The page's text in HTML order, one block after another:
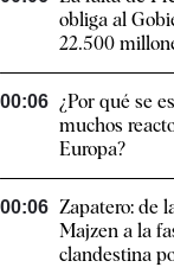
obliga al
22.500
00:06 ¿Por qué se
muchos
Europa?
00:06 Zapatero: de
Majzen a la
clandestina